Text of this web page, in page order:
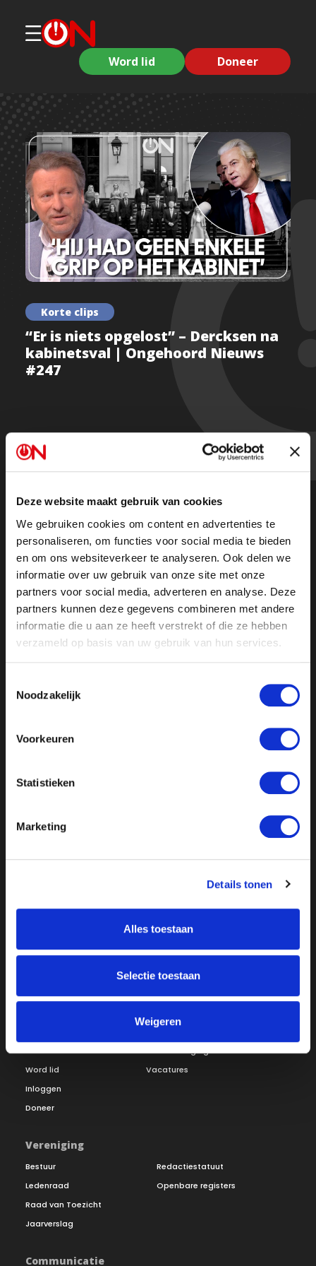
Deze website maakt gebruik van cookies
We gebruiken cookies om content en advertenties te
personaliseren, om functies voor social media te bieden
en om ons websiteverkeer te analyseren. Ook delen we
informatie over uw gebruik van onze site met onze
partners voor social media, adverteren en analyse. Deze
partners kunnen deze gegevens combineren met andere
informatie die u aan ze heeft verstrekt of die ze hebben
verzameld op basis van uw gebruik van hun services.
Noodzakelijk
Voorkeuren
Statistieken
Marketing
Details tonen
Alles toestaan
Selectie toestaan
Weigeren
Word lid Doneer
Korte clips
“Er is niets opgelost” – Dercksen na
kabinetsval | Ongehoord Nieuws
#247
Na de val van wat Dilan Yeşilgöz “het meest rechtse
kabinet ooit” noemde, kijkt René Dercksen met
“Geert Wilders heeft een paar strategische fouten
gemaakt. Niets is opgelost. Hij had geen enkel grip op
het kabinet,” stelt Dercksen scherp.
Is de kans voor de PVV om serieus werk te maken van
immigratie hiermee voorbij?
Ofluister de uitzending via Spotify
Onze missie
Word lid
Inloggen
Doneer
Steunbetuigingen
Vacatures
Vereniging
Bestuur
Ledenraad
Raad van Toezicht
Jaarverslag
Redactiestatuut
Openbare registers
Communicatie